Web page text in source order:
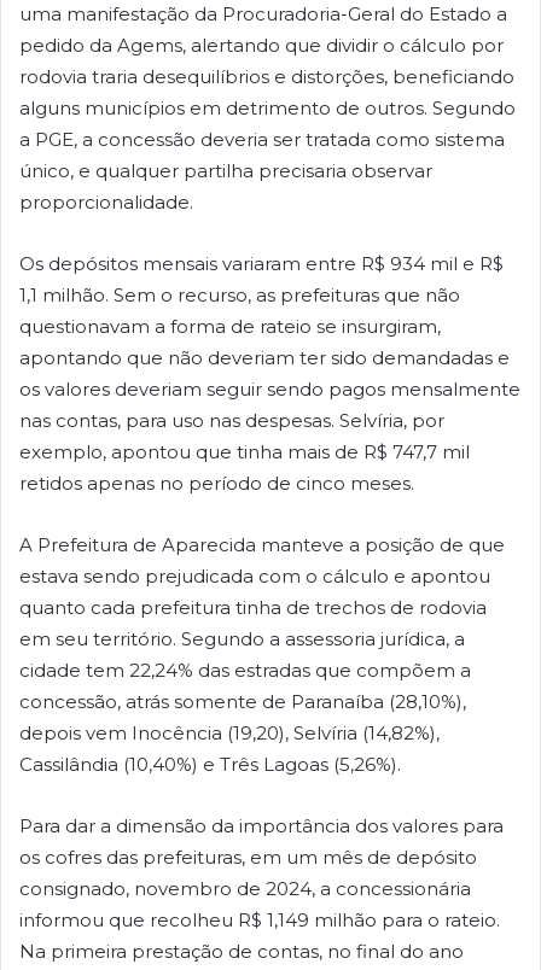
uma manifestação da Procuradoria-Geral do Estado a
pedido da Agems, alertando que dividir o cálculo por
rodovia traria desequilíbrios e distorções, beneficiando
alguns municípios em detrimento de outros. Segundo
a PGE, a concessão deveria ser tratada como sistema
único, e qualquer partilha precisaria observar
proporcionalidade.
Os depósitos mensais variaram entre R$ 934 mil e R$
1,1 milhão. Sem o recurso, as prefeituras que não
questionavam a forma de rateio se insurgiram,
apontando que não deveriam ter sido demandadas e
os valores deveriam seguir sendo pagos mensalmente
nas contas, para uso nas despesas. Selvíria, por
exemplo, apontou que tinha mais de R$ 747,7 mil
retidos apenas no período de cinco meses.
A Prefeitura de Aparecida manteve a posição de que
estava sendo prejudicada com o cálculo e apontou
quanto cada prefeitura tinha de trechos de rodovia
em seu território. Segundo a assessoria jurídica, a
cidade tem 22,24% das estradas que compõem a
concessão, atrás somente de Paranaíba (28,10%),
depois vem Inocência (19,20), Selvíria (14,82%),
Cassilândia (10,40%) e Três Lagoas (5,26%).
Para dar a dimensão da importância dos valores para
os cofres das prefeituras, em um mês de depósito
consignado, novembro de 2024, a concessionária
informou que recolheu R$ 1,149 milhão para o rateio.
Na primeira prestação de contas, no final do ano